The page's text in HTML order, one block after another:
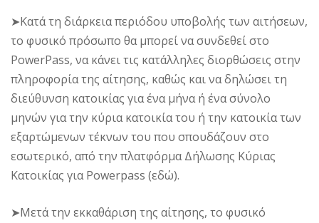
➤Κατά τη διάρκεια περιόδου υποβολής των αιτήσεων,
το φυσικό πρόσωπο θα μπορεί να συνδεθεί στο
PowerPass, να κάνει τις κατάλληλες διορθώσεις στην
πληροφορία της αίτησης, καθώς και να δηλώσει τη
διεύθυνση κατοικίας για ένα μήνα ή ένα σύνολο
μηνών για την κύρια κατοικία του ή την κατοικία των
εξαρτώμενων τέκνων του που σπουδάζουν στο
εσωτερικό, από την πλατφόρμα Δήλωσης Κύριας
Κατοικίας για Powerpass (εδώ).
➤Μετά την εκκαθάριση της αίτησης, το φυσικό